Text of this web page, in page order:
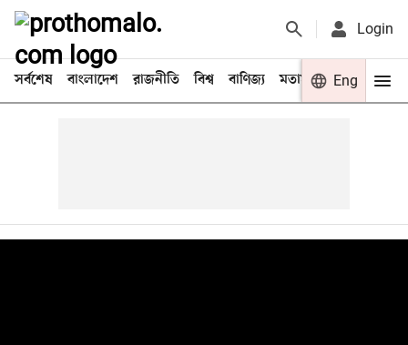
Login
সর্বশেষ বাংলাদেশ রাজনীতি বিশ্ব বাণিজ্য মতামত খেলা
Eng